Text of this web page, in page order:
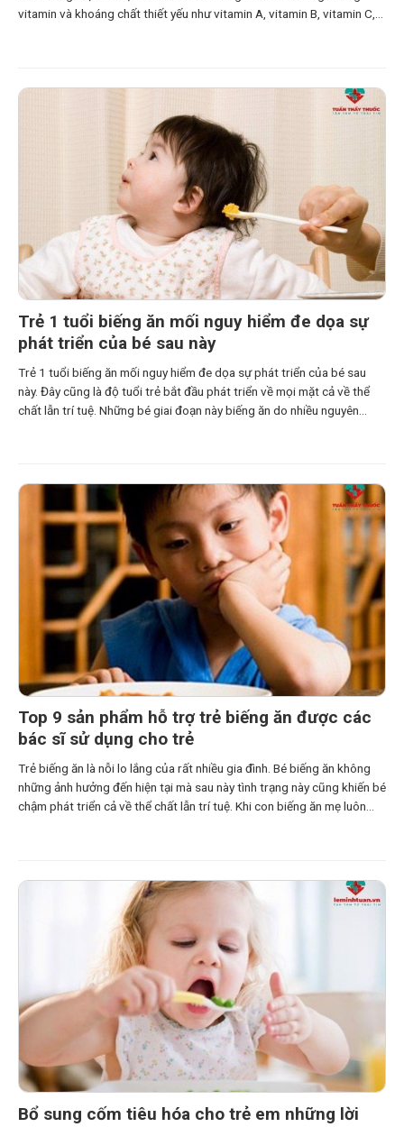
vitamin và khoáng chất thiết yếu như vitamin A, vitamin B, vitamin C,
Trẻ 1 tuổi biếng ăn mối nguy hiểm đe dọa sự
phát triển của bé sau này
Trẻ 1 tuổi biếng ăn mối nguy hiểm đe dọa sự phát triển của bé sau
này. Đây cũng là độ tuổi trẻ bắt đầu phát triển về mọi mặt cả về thể
chất lẫn trí tuệ. Những bé giai đoạn này biếng ăn do nhiều nguyên
Top 9 sản phẩm hỗ trợ trẻ biếng ăn được các
bác sĩ sử dụng cho trẻ
Trẻ biếng ăn là nỗi lo lắng của rất nhiều gia đình. Bé biếng ăn không
những ảnh hưởng đến hiện tại mà sau này tình trạng này cũng khiến bé
chậm phát triển cả về thể chất lẫn trí tuệ. Khi con biếng ăn mẹ luôn
Bổ sung cốm tiêu hóa cho trẻ em những lời